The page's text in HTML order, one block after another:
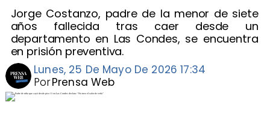
Jorge Costanzo, padre de la menor de siete
años fallecida tras caer desde un
departamento en Las Condes, se encuentra
en prisión preventiva.
Lunes, 25 De Mayo De 2026 17:34
Prensa Web
Por